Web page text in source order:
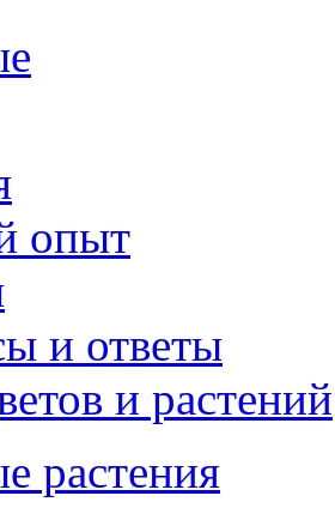
опыт
и ответы
и растений
растения